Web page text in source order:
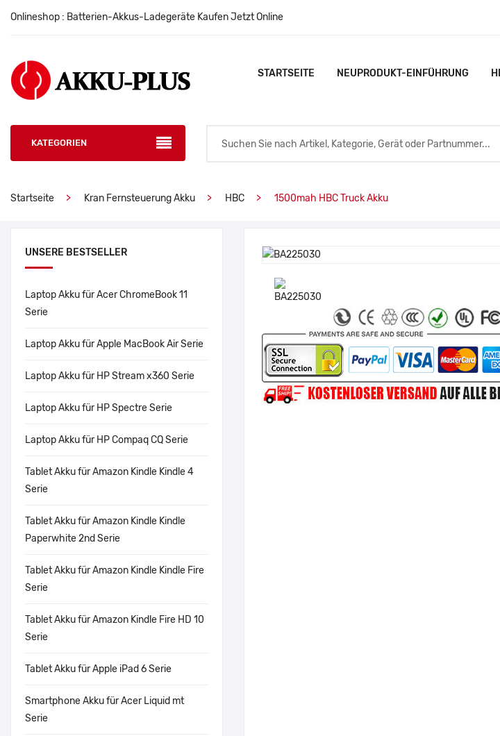
Onlineshop : Batterien-Akkus-Ladegeräte Kaufen Jetzt Online
STARTSEITE NEUPRODUKT-EINFÜHRUNG
KATEGORIEN
Startseite Kran Fernsteuerung Akku HBC 1500mah HBC Truck Akku
UNSERE BESTSELLER
Laptop Akku für Acer ChromeBook 11
Serie
Laptop Akku für Apple MacBook Air Serie
Laptop Akku für HP Stream x360 Serie
Laptop Akku für HP Spectre Serie
Laptop Akku für HP Compaq CQ Serie
Tablet Akku für Amazon Kindle Kindle 4
Serie
Tablet Akku für Amazon Kindle Kindle
Paperwhite 2nd Serie
Tablet Akku für Amazon Kindle Kindle Fire
Serie
Tablet Akku für Amazon Kindle Fire HD 10
Serie
Tablet Akku für Apple iPad 6 Serie
Smartphone Akku für Acer Liquid mt
Serie